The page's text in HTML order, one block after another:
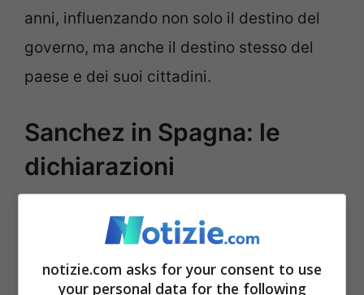
anni, influenzando non solo il destino del
governo, ma anche il destino stesso del
paese e dei suoi cittadini.
Sanchez in Spagna: le
dichiarazioni
Il premier spagnolo Pedro Sanchez ha
annunciato ufficialmente la sua decisione
di proseguire al governo, mettendo così
notizie.com asks for your consent to use
your personal data for the following